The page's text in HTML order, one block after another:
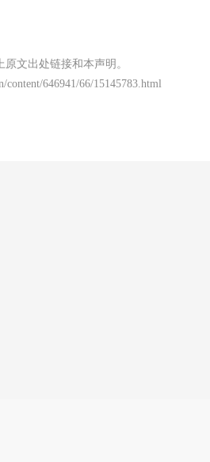
文出处链接和本声明。
content/646941/66/15145783.html